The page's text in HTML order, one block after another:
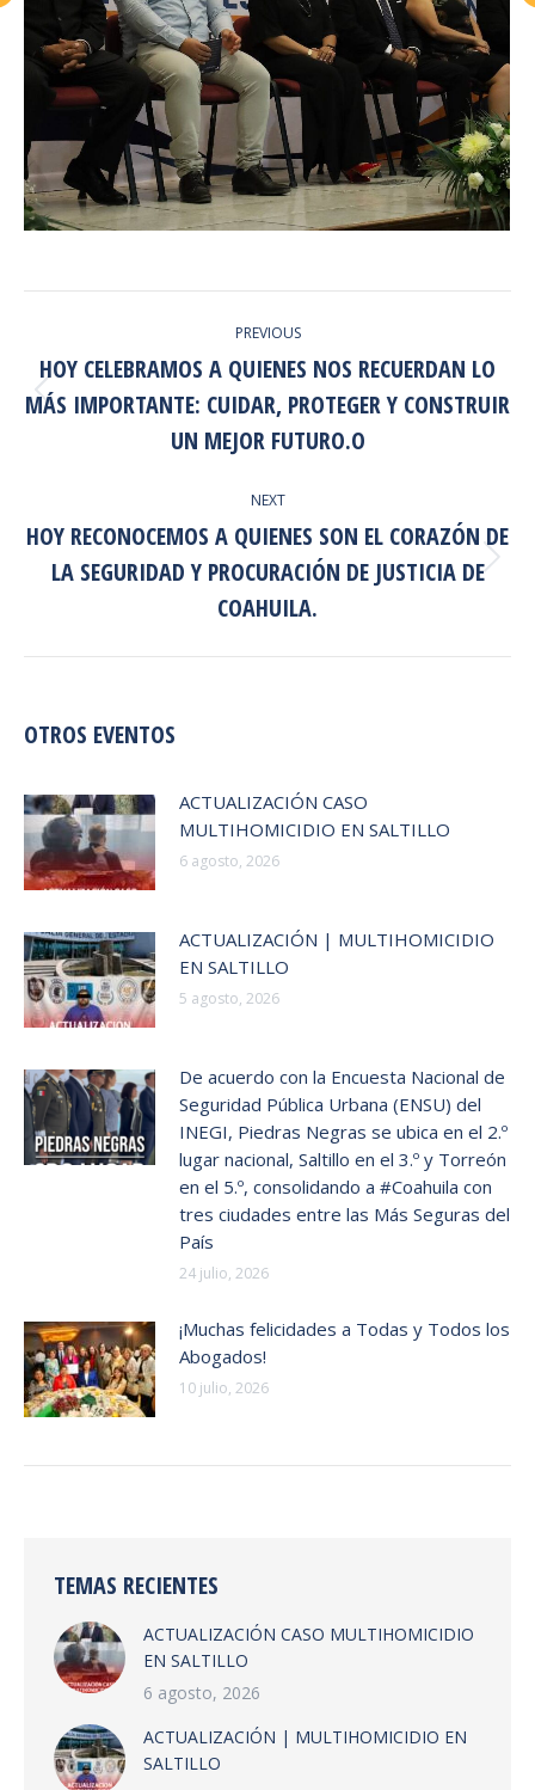
PREVIOUS
Previous
post:
HOY CELEBRAMOS A QUIENES NOS RECUERDAN LO
MÁS IMPORTANTE: CUIDAR, PROTEGER Y CONSTRUIR
UN MEJOR FUTURO.O
NEXT
Next
post:
HOY RECONOCEMOS A QUIENES SON EL CORAZÓN DE
LA SEGURIDAD Y PROCURACIÓN DE JUSTICIA DE
COAHUILA.
OTROS EVENTOS
ACTUALIZACIÓN CASO
MULTIHOMICIDIO EN SALTILLO
6 agosto, 2026
ACTUALIZACIÓN | MULTIHOMICIDIO
EN SALTILLO
5 agosto, 2026
De acuerdo con la Encuesta Nacional de
Seguridad Pública Urbana (ENSU) del
INEGI, Piedras Negras se ubica en el 2.º
lugar nacional, Saltillo en el 3.º y Torreón
en el 5.º, consolidando a #Coahuila con
tres ciudades entre las Más Seguras del
País
24 julio, 2026
¡Muchas felicidades a Todas y Todos los
Abogados!
10 julio, 2026
TEMAS RECIENTES
ACTUALIZACIÓN CASO MULTIHOMICIDIO
EN SALTILLO
6 agosto, 2026
ACTUALIZACIÓN | MULTIHOMICIDIO EN
SALTILLO